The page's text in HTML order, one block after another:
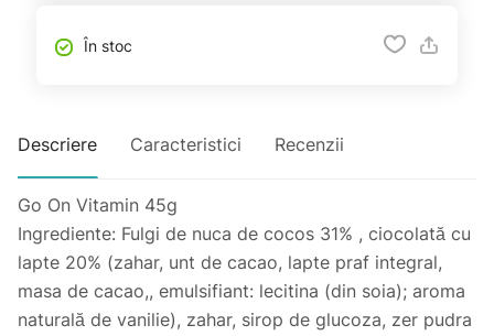
În stoc
Descriere Caracteristici Recenzii
Go On Vitamin 45g
Ingrediente: Fulgi de nuca de cocos 31% , ciocolată cu
lapte 20% (zahar, unt de cacao, lapte praf integral,
masa de cacao,, emulsifiant: lecitina (din soia); aroma
naturală de vanilie), zahar, sirop de glucoza, zer pudra